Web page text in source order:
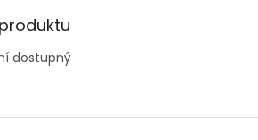
dostupný